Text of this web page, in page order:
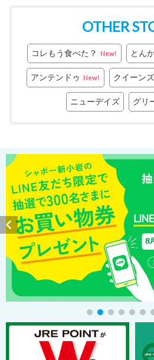
OTHER
コレもう食べた？ New! とん
アンテンドゥ New! クイーン
ニューデイズ グリ